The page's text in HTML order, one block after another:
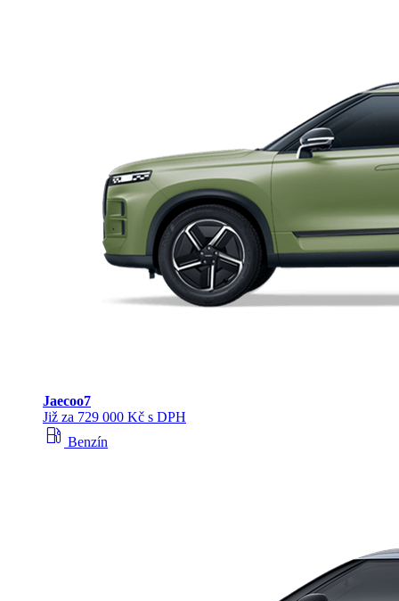
Jaecoo7
Již za 729 000 Kč s DPH
local_gas_station Benzín